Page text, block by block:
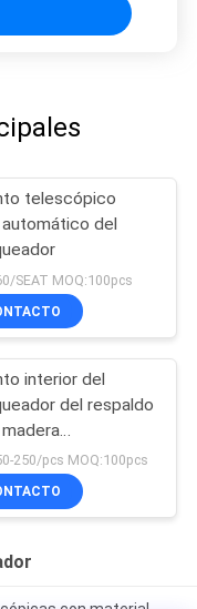
telescópico
del
SEAT MOQ:100pcs
interior del
del respaldo
250/pcs MOQ:100pcs